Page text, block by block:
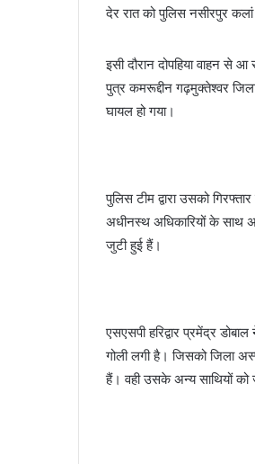
देर रात को पुलिस नसीरपुर
इसी दौरान दोपहिया वाहन
पुत्र कमरूद्दीन गढ़मुक्तेश्वर
घायल हो गया।
पुलिस टीम द्वारा उसको
अधीनस्थ अधिकारियों के साथ
जुटी हुई हैं।
एसएसपी हरिद्वार प्रमेंद्र
गोली लगी है। जिसको जिला
हैं। वही उसके अन्य साथियों को